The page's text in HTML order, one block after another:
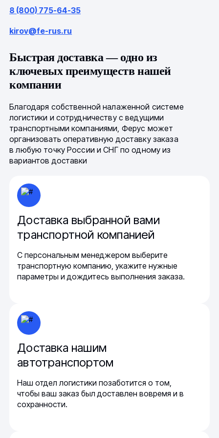
8 (800) 775-64-35
kirov@fe-rus.ru
Быстрая доставка — одно из
ключевых преимуществ нашей
компании
Благодаря собственной налаженной системе
логистики и сотрудничеству с ведущими
транспортными компаниями, Ферус может
организовать оперативную доставку заказа
в любую точку России и СНГ по одному из
вариантов доставки
Доставка выбранной вами
транспортной компанией
С персональным менеджером выберите
транспортную компанию, укажите нужные
параметры и дождитесь выполнения заказа.
Доставка нашим
автотранспортом
Наш отдел логистики позаботится о том,
чтобы ваш заказ был доставлен вовремя и в
сохранности.